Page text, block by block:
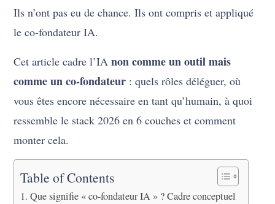
Ils n’ont pas eu de chance. Ils ont compris et appliqué
le co-fondateur IA.
Cet article cadre l’IAnon comme un outil mais
comme un co-fondateur : quels rôles déléguer, où
vous êtes encore nécessaire en tant qu’humain, à quoi
ressemble le stack 2026 en 6 couches et comment
monter cela.
Table of Contents
Que signifie « co-fondateur IA » ? Cadre conceptuel